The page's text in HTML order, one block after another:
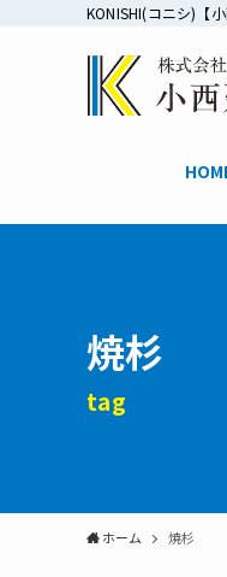
KONISHI(コニシ)【
焼杉
tag
ホーム 焼杉